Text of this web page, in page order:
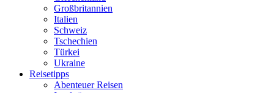
Großbritannien
Italien
Schweiz
Tschechien
Türkei
Ukraine
Reisetipps
Abenteuer Reisen